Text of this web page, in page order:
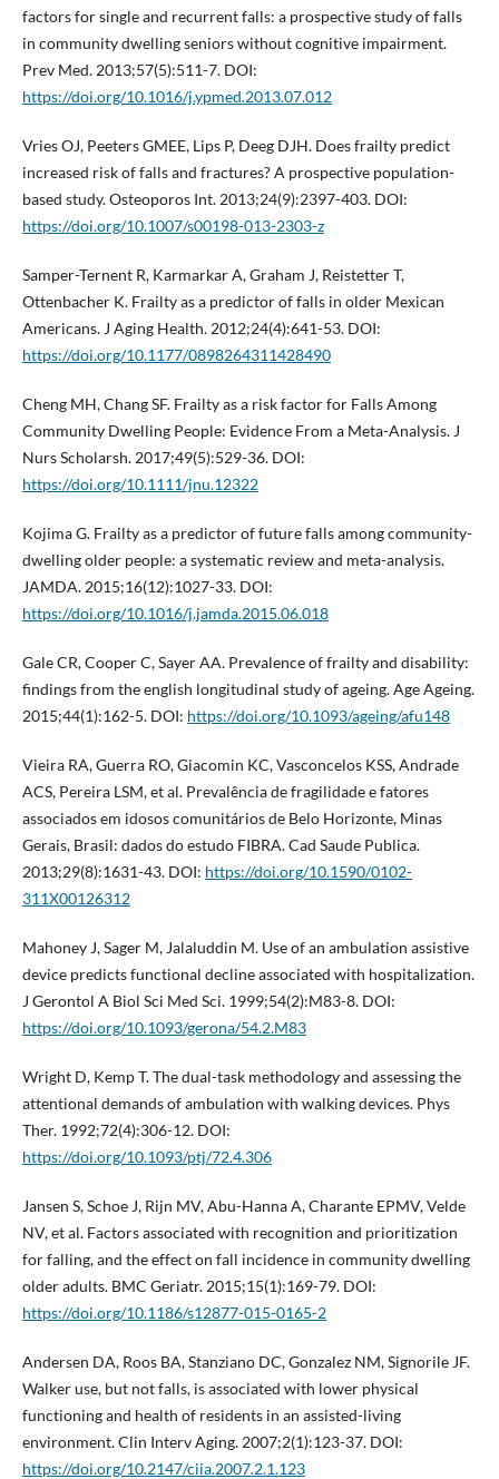
factors for single and recurrent falls: a prospective study of falls
in community dwelling seniors without cognitive impairment.
Prev Med. 2013;57(5):511-7. DOI:
https://doi.org/10.1016/j.ypmed.2013.07.012
Vries OJ, Peeters GMEE, Lips P, Deeg DJH. Does frailty predict
increased risk of falls and fractures? A prospective population-
based study. Osteoporos Int. 2013;24(9):2397-403. DOI:
https://doi.org/10.1007/s00198-013-2303-z
Samper-Ternent R, Karmarkar A, Graham J, Reistetter T,
Ottenbacher K. Frailty as a predictor of falls in older Mexican
Americans. J Aging Health. 2012;24(4):641-53. DOI:
https://doi.org/10.1177/0898264311428490
Cheng MH, Chang SF. Frailty as a risk factor for Falls Among
Community Dwelling People: Evidence From a Meta-Analysis. J
Nurs Scholarsh. 2017;49(5):529-36. DOI:
https://doi.org/10.1111/jnu.12322
Kojima G. Frailty as a predictor of future falls among community-
dwelling older people: a systematic review and meta-analysis.
JAMDA. 2015;16(12):1027-33. DOI:
https://doi.org/10.1016/j.jamda.2015.06.018
Gale CR, Cooper C, Sayer AA. Prevalence of frailty and disability:
findings from the english longitudinal study of ageing. Age Ageing.
2015;44(1):162-5. DOI: https://doi.org/10.1093/ageing/afu148
Vieira RA, Guerra RO, Giacomin KC, Vasconcelos KSS, Andrade
ACS, Pereira LSM, et al. Prevalência de fragilidade e fatores
associados em idosos comunitários de Belo Horizonte, Minas
Gerais, Brasil: dados do estudo FIBRA. Cad Saude Publica.
2013;29(8):1631-43. DOI: https://doi.org/10.1590/0102-
311X00126312
Mahoney J, Sager M, Jalaluddin M. Use of an ambulation assistive
device predicts functional decline associated with hospitalization.
J Gerontol A Biol Sci Med Sci. 1999;54(2):M83-8. DOI:
https://doi.org/10.1093/gerona/54.2.M83
Wright D, Kemp T. The dual-task methodology and assessing the
attentional demands of ambulation with walking devices. Phys
Ther. 1992;72(4):306-12. DOI:
https://doi.org/10.1093/ptj/72.4.306
Jansen S, Schoe J, Rijn MV, Abu-Hanna A, Charante EPMV, Velde
NV, et al. Factors associated with recognition and prioritization
for falling, and the effect on fall incidence in community dwelling
older adults. BMC Geriatr. 2015;15(1):169-79. DOI:
https://doi.org/10.1186/s12877-015-0165-2
Andersen DA, Roos BA, Stanziano DC, Gonzalez NM, Signorile JF.
Walker use, but not falls, is associated with lower physical
functioning and health of residents in an assisted-living
environment. Clin Interv Aging. 2007;2(1):123-37. DOI:
https://doi.org/10.2147/ciia.2007.2.1.123